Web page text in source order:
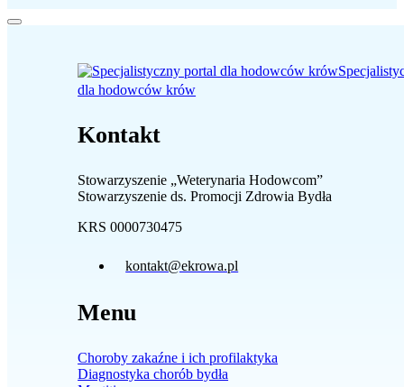
dla hodowców krów
Kontakt
Stowarzyszenie „Weterynaria Hodowcom”
Stowarzyszenie ds. Promocji Zdrowia Bydła
KRS 0000730475
kontakt@ekrowa.pl
Menu
Choroby zakaźne i ich profilaktyka
Diagnostyka chorób bydła